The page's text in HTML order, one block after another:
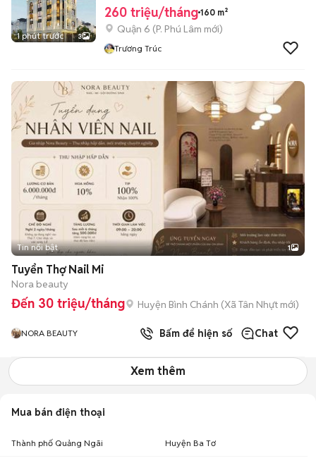
1 phút trước 3
260 triệu/tháng 160 m²
Quận 6 (P. Phú Lâm mới)
Trương Trúc
Tin nổi bật 1
Tuyển Thợ Nail Mi
Nora beauty
Đến 30 triệu/tháng Huyện Bình Chánh (Xã Tân Nhựt mới)
NORA BEAUTY Bấm để hiện số Chat
Xem thêm
Mua bán điện thoại
Thành phố Quảng Ngãi Huyện Ba Tơ